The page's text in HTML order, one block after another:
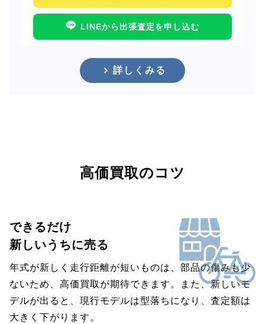
LINEから出張査定を申し込む
詳しくみる
高価買取のコツ
できるだけ
新しいうちに売る
年式が新しく走行距離が短いものは、部品の傷みも少
ないため、高価買取が期待できます。また、新しいモ
デルが出ると、現行モデルは型落ちになり、査定額は
大きく下がります。